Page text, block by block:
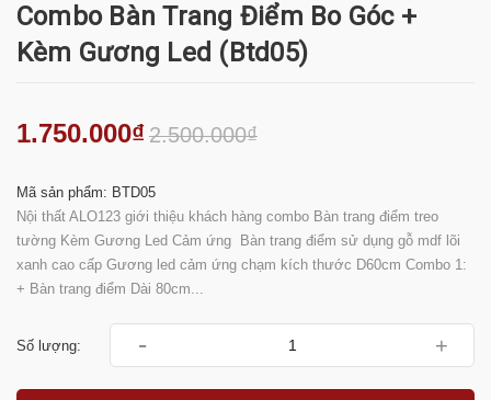
Combo Bàn Trang Điểm Bo Góc +
Kèm Gương Led (btd05)
1.750.000₫2.500.000₫
Mã sản phẩm: BTD05
Nội thất ALO123 giới thiệu khách hàng combo Bàn trang điểm treo
tường Kèm Gương Led Cảm ứng Bàn trang điểm sử dụng gỗ mdf lõi
xanh cao cấp Gương led cảm ứng chạm kích thước D60cm Combo 1:
+ Bàn trang điểm Dài 80cm...
Số lượng: - +